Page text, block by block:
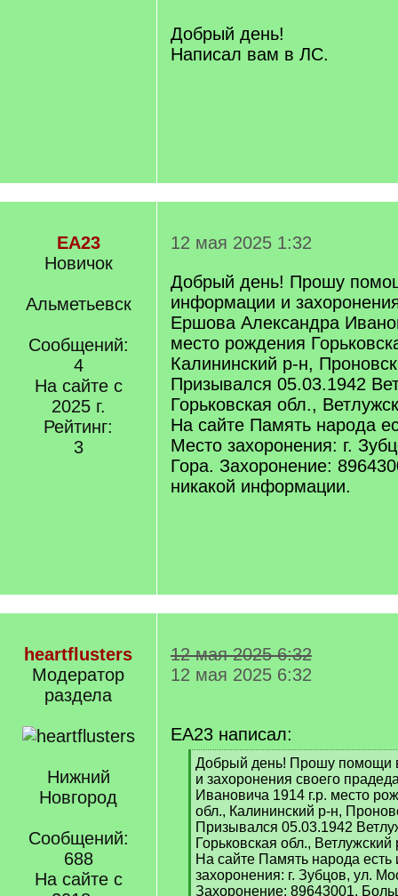
]
Добрый день!
Написал вам в ЛС.
EA23
Новичок
Альметьевск
Сообщений:
4
На сайте с
2025 г.
Рейтинг:
3
12 мая 2025 1:32
Добрый день! Прошу
информации и
Ершова Александра
место рождения
Калининский р-н,
Призывался 05.03.1942
Горьковская обл.,
На сайте Память народа
Место захоронения: г.
Гора. Захоронение:
никакой информации.
heartflusters
Модератор
раздела
Нижний
Новгород
Сообщений:
688
На сайте с
12 мая 2025 6:32
12 мая 2025 6:32
EA23 написал:
[
q
]
Добрый день! Прошу помощи
и захоронения своего
Ивановича 1914 г.р. место
обл., Калининский р-н,
Призывался 05.03.1942
Горьковская обл., Ветлужский
На сайте Память народа
захоронения: г. Зубцов, ул.
Захоронение: 89643001.